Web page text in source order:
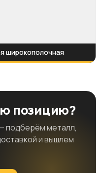
широкополочная
позицию?
подберём металл,
и вышлем